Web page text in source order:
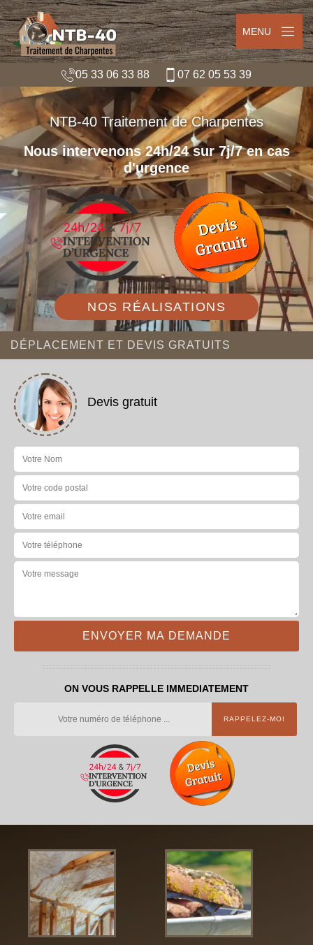
MENU
05 33 06 33 88 07 62 05 53 39
NTB-40 Traitement de Charpentes
Nous intervenons 24h/24 sur 7j/7 en cas
d'urgence
NOS RÉALISATIONS
DÉPLACEMENT ET DEVIS GRATUITS
Devis gratuit
ON VOUS RAPPELLE IMMEDIATEMENT